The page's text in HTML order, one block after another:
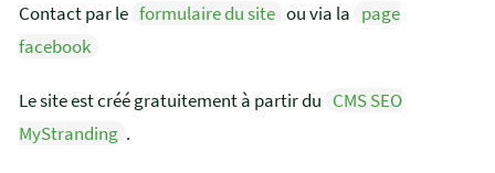
Contact par le formulaire du site ou via la page
facebook
Le site est créé gratuitement à partir du CMS SEO
MyStranding .